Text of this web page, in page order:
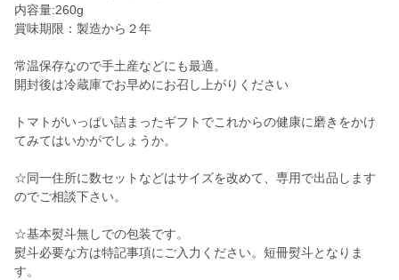
内容量:260g
賞味期限：製造から２年
常温保存なので手土産などにも最適。
開封後は冷蔵庫でお早めにお召し上がりください
トマトがいっぱい詰まったギフトでこれからの健康に磨きをかけ
てみてはいかがでしょうか。
☆同一住所に数セットなどはサイズを改めて、専用で出品します
のでご相談下さい。
☆基本熨斗無しでの包装です。
熨斗必要な方は特記事項にご入力ください。短冊熨斗となりま
す。